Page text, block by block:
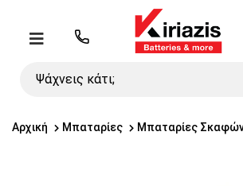
Μενού
Ψάχνεις
Αρχική Μπαταρίες Μπαταρίες